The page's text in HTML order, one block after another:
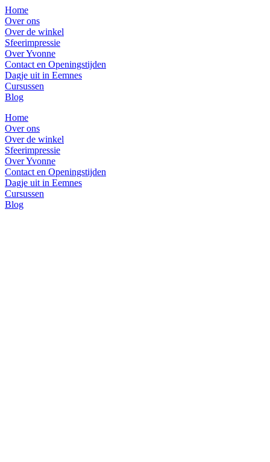
Home
Over ons
Over de winkel
Sfeerimpressie
Over Yvonne
Contact en Openingstijden
Dagje uit in Eemnes
Cursussen
Blog
Home
Over ons
Over de winkel
Sfeerimpressie
Over Yvonne
Contact en Openingstijden
Dagje uit in Eemnes
Cursussen
Blog